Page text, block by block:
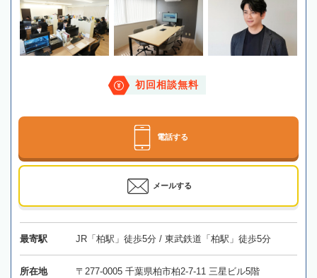
初回相談無料
電話する
メールする
最寄駅 JR「柏駅」徒歩5分 / 東武鉄道「柏駅」徒歩5分
所在地 〒277-0005 千葉県柏市柏2-7-11 三星ビル5階